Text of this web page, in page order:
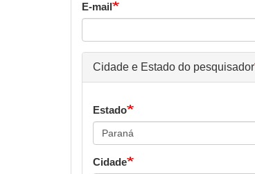
E-mail
Cidade e Estado do pesquisador
Estado
Cidade